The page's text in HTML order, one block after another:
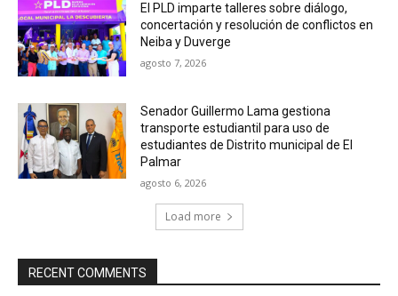
El PLD imparte talleres sobre diálogo,
concertación y resolución de conflictos en
Neiba y Duverge
agosto 7, 2026
Senador Guillermo Lama gestiona
transporte estudiantil para uso de
estudiantes de Distrito municipal de El
Palmar
agosto 6, 2026
Load more
RECENT COMMENTS